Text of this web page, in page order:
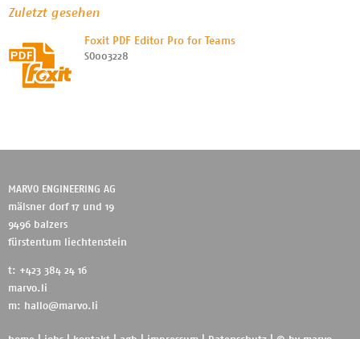
Zuletzt gesehen
Foxit PDF Editor Pro for Teams
SO003228
MARVO ENGINEERING AG
mälsner dorf 17 und 19
9496 balzers
fürstentum liechtenstein
t: +423 384 24 16
marvo.li
m:
hallo@marvo.li